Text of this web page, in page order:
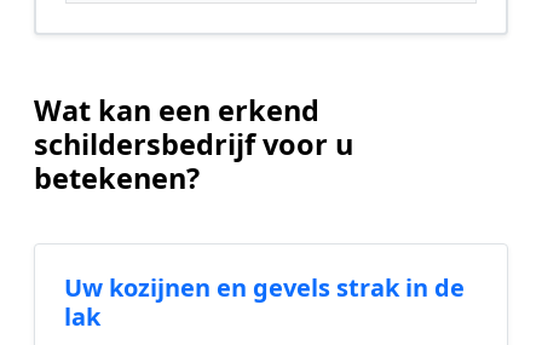
Wat kan een erkend
schildersbedrijf voor u
betekenen?
Uw kozijnen en gevels strak in de
lak